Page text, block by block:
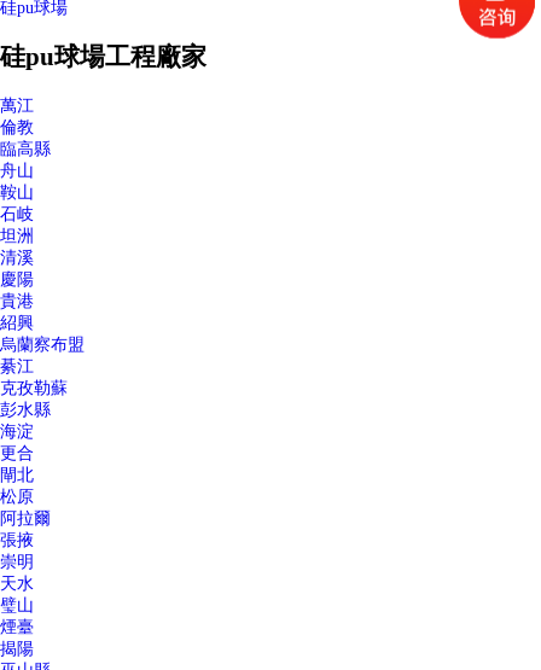
硅pu球場
硅pu球場工程廠家
萬江
倫教
臨高縣
舟山
鞍山
石岐
坦洲
清溪
慶陽
貴港
紹興
烏蘭察布盟
綦江
克孜勒蘇
彭水縣
海淀
更合
閘北
松原
阿拉爾
張掖
崇明
天水
璧山
煙臺
揭陽